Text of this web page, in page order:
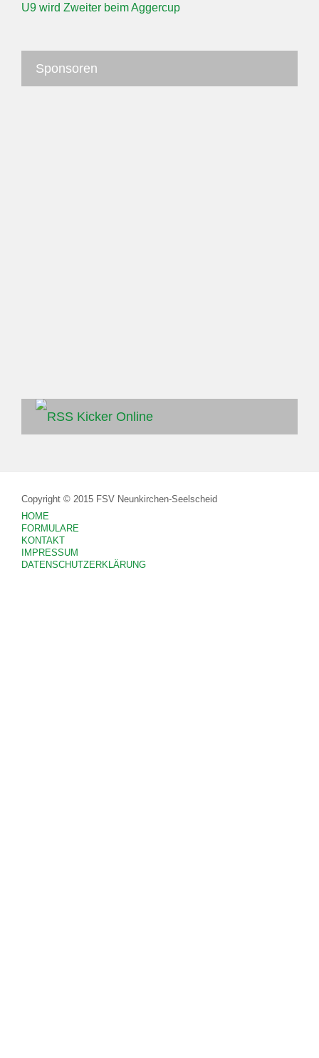
U9 wird Zweiter beim Aggercup
Sponsoren
Kicker Online
Copyright © 2015 FSV Neunkirchen-Seelscheid
HOME
FORMULARE
KONTAKT
IMPRESSUM
DATENSCHUTZERKLÄRUNG